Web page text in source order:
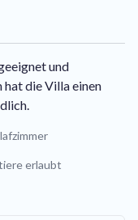
und
die Villa einen
erlaubt